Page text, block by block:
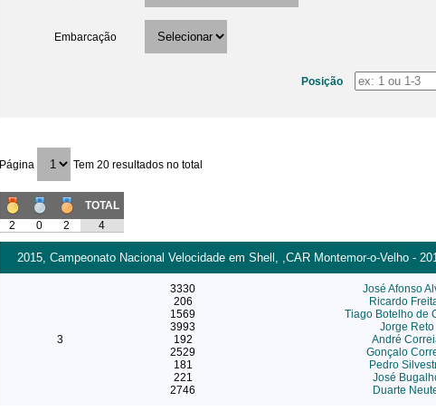
Embarcação
Posição
Página Tem 20 resultados no total
TOTAL
2
0 2 4
2015, Campeonato Nacional Velocidade em Shell, ,CAR Montemor-o-Velho -
3
3330
206
1569
3993
192
2529
181
221
2746
José Afonso
Ricardo
Tiago Botelho de
Jorge Reto
André
Gonçalo
Pedro
José
Duarte